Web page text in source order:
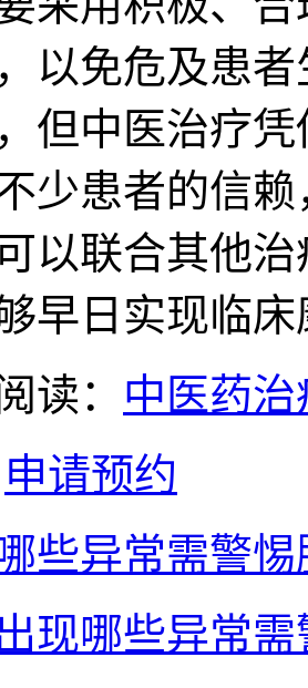
以免危及患
但中医治疗
少患者的信
以联合其他
早日实现临
： 中医药
申请预约
些异常需警
现哪些异常